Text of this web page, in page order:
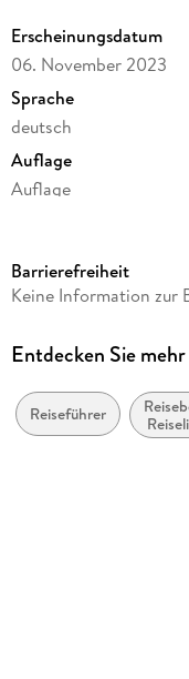
Erscheinungsdatum
06. November 2023
Sprache
deutsch
Auflage
Auflage
Dateigröße
Reihe
Autor/Autorin
Alexander Schwarz,
Barrierefreiheit
Keine Information zur
Entdecken Sie mehr
Reiseführer